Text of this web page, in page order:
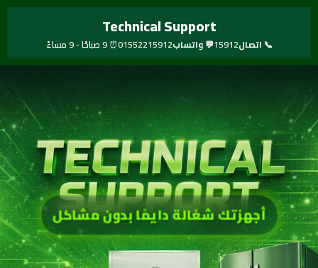
تخطي
Technical Support
📞 اتصال15912💬 واتساب01552215912⏰ 9 صباحًا - 9 مساءً
صيانة سريعة لكل الأجهزة